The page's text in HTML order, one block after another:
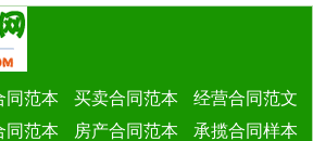
同范本 买卖合同范本
经营合同范文
同范本 房产合同范本
承揽合同样本